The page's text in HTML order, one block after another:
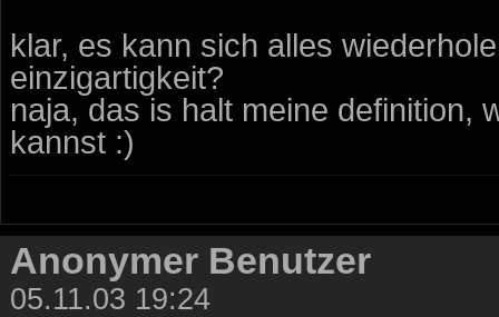
klar, es kann sich alles
einzigartigkeit?
naja, das is halt meine definition,
kannst :)
Anonymer Benutzer
05.11.03 19:24